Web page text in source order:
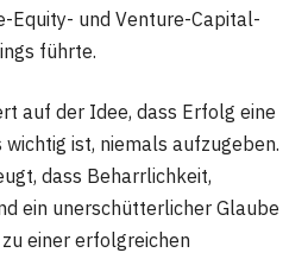
Equity- und Venture-Capital-
führte.
auf der Idee, dass Erfolg eine
ist, niemals aufzugeben.
dass Beharrlichkeit,
ein unerschütterlicher Glaube
einer erfolgreichen